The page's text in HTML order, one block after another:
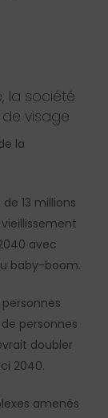
la société
visage
la
13 millions
avec
baby-boom.
personnes
personnes
doubler
2040.
amenés